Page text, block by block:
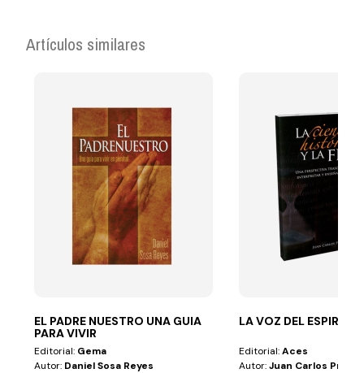
Artículos similares
EL PADRE NUESTRO UNA GUIA
PARA VIVIR
Editorial: Gema
Autor: Daniel Sosa Reyes
LA VOZ DEL ESPIRITU
Editorial:Aces
Autor:Juan Carlos Priora